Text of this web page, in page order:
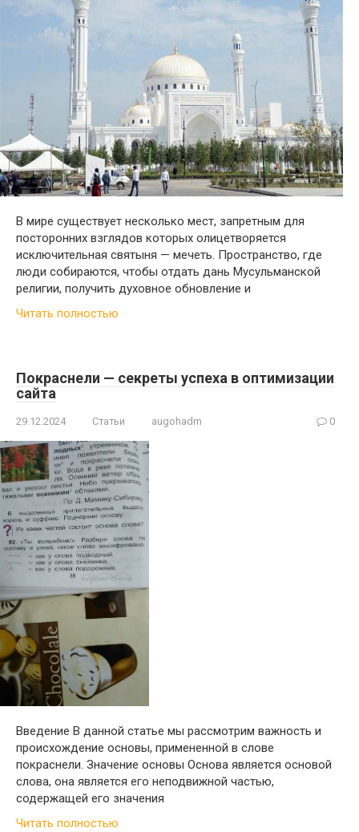
В мире существует несколько мест, запретным для
посторонних взглядов которых олицетворяется
исключительная святыня — мечеть. Пространство, где
люди собираются, чтобы отдать дань Мусульманской
религии, получить духовное обновление и
Читать полностью
Покраснели — секреты успеха в оптимизации
сайта
29.12.2024 Статьи augohadm 0
Введение В данной статье мы рассмотрим важность и
происхождение основы, примененной в слове
покраснели. Значение основы Основа является основой
слова, она является его неподвижной частью,
содержащей его значения
Читать полностью